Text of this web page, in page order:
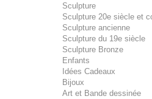
Sculpture
Sculpture 20e siècle et
Sculpture ancienne
Sculpture du 19e siècle
Sculpture Bronze
Enfants
Idées Cadeaux
Bijoux
Art et Bande dessinée